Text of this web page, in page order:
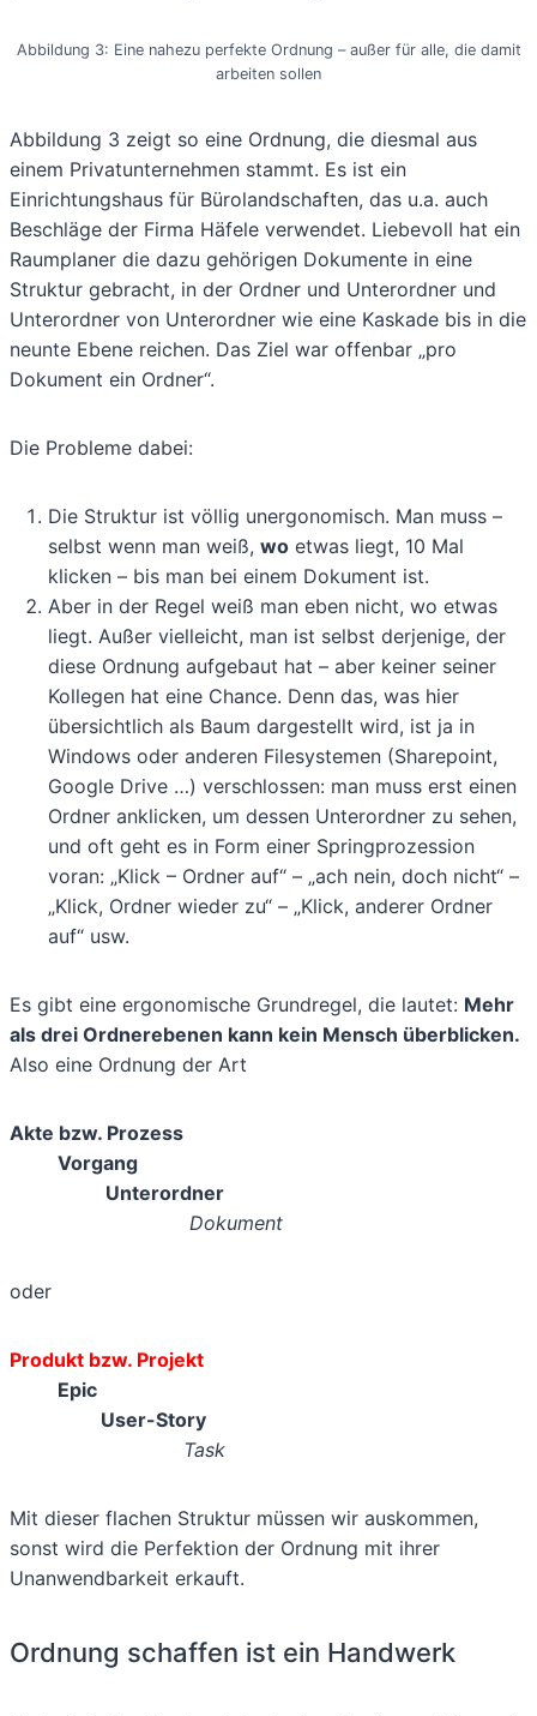
Abbildung 3: Eine nahezu perfekte Ordnung – außer für alle, die damit
arbeiten sollen
Abbildung 3 zeigt so eine Ordnung, die diesmal aus
einem Privatunternehmen stammt. Es ist ein
Einrichtungshaus für Bürolandschaften, das u.a. auch
Beschläge der Firma Häfele verwendet. Liebevoll hat ein
Raumplaner die dazu gehörigen Dokumente in eine
Struktur gebracht, in der Ordner und Unterordner und
Unterordner von Unterordner wie eine Kaskade bis in die
neunte Ebene reichen. Das Ziel war offenbar „pro
Dokument ein Ordner“.
Die Probleme dabei:
Die Struktur ist völlig unergonomisch. Man muss –
selbst wenn man weiß, wo etwas liegt, 10 Mal
klicken – bis man bei einem Dokument ist.
Aber in der Regel weiß man eben nicht, wo etwas
liegt. Außer vielleicht, man ist selbst derjenige, der
diese Ordnung aufgebaut hat – aber keiner seiner
Kollegen hat eine Chance. Denn das, was hier
übersichtlich als Baum dargestellt wird, ist ja in
Windows oder anderen Filesystemen (Sharepoint,
Google Drive …) verschlossen: man muss erst einen
Ordner anklicken, um dessen Unterordner zu sehen,
und oft geht es in Form einer Springprozession
voran: „Klick – Ordner auf“ – „ach nein, doch nicht“ –
„Klick, Ordner wieder zu“ – „Klick, anderer Ordner
auf“ usw.
Es gibt eine ergonomische Grundregel, die lautet: Mehr
als drei Ordnerebenen kann kein Mensch überblicken.
Also eine Ordnung der Art
Akte bzw. Prozess
Vorgang
Unterordner
Dokument
oder
Produkt bzw. Projekt
Epic
User-Story
Task
Mit dieser flachen Struktur müssen wir auskommen,
sonst wird die Perfektion der Ordnung mit ihrer
Unanwendbarkeit erkauft.
Ordnung schaffen ist ein Handwerk